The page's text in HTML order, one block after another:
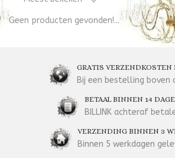
Geen producten gevonden!...
GRATIS
Bij een bestelling boven
BETAAL BINNEN 14
BILLINK achteraf
VERZENDING BINNEN 3
Binnen 5 werkdagen